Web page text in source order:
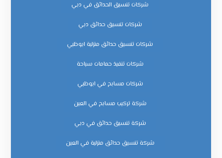
شركات تنسيق الحدائق في دبي
شركات تنسيق حدائق دبي
شركات تنسيق حدائق منزلية ابوظبي
شركات تنفيذ حمامات سباحة
شركات مسابح في ابوظبي
شركة تركيب مسابح في العين
شركة تنسيق حدائق في دبي
شركة تنسيق حدائق منزلية في العين